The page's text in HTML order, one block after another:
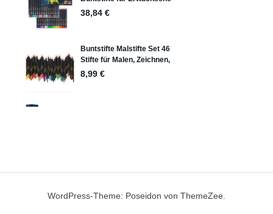
WordPress-Theme: Poseidon von ThemeZee.